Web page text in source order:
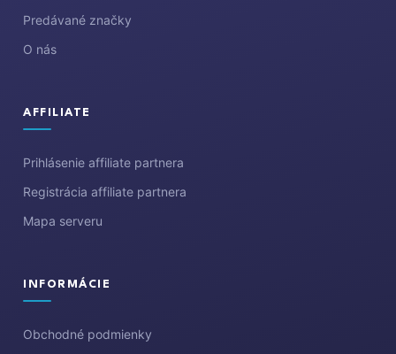
Predávané značky
O nás
AFFILIATE
Prihlásenie affiliate partnera
Registrácia affiliate partnera
Mapa serveru
INFORMÁCIE
Obchodné podmienky